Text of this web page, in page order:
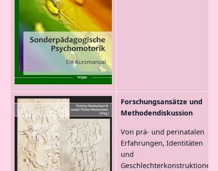
Forschungsansätze und
Methodendiskussion
Von prä- und perinatalen
Erfahrungen, Identitäten
und
Geschlechterkonstruktionen